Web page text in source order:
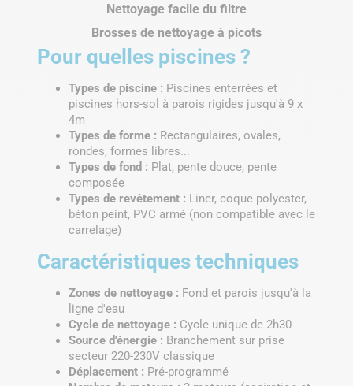
Nettoyage facile du filtre
Brosses de nettoyage à picots
Pour quelles piscines ?
Types de piscine : Piscines enterrées et
piscines hors-sol à parois rigides jusqu'à 9 x
4m
Types de forme : Rectangulaires, ovales,
rondes, formes libres...
Types de fond : Plat, pente douce, pente
composée
Types de revêtement : Liner, coque polyester,
béton peint, PVC armé (non compatible avec le
carrelage)
Caractéristiques techniques
Zones de nettoyage : Fond et parois jusqu'à la
ligne d'eau
Cycle de nettoyage : Cycle unique de 2h30
Source d'énergie : Branchement sur prise
secteur 220-230V classique
Déplacement : Pré-programmé